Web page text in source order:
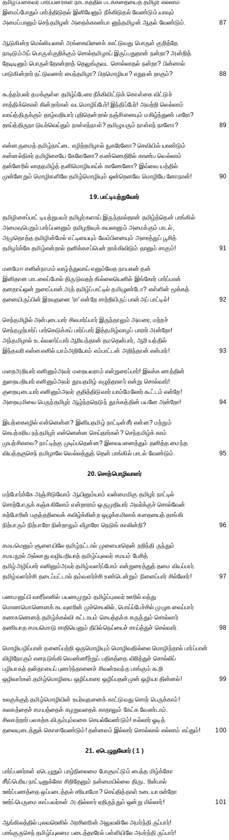
தமிழ்ப்பகைவர் பார்ப்பனர்கள் நாடகத்தில் படக்கதையைத் தமிழர் எல்லாம்
இமைப்போதும் பார்த்திடுதல் இனியேனும் நீக்கிடுதல் வேண்டும்.யாவும்
அமைப்பானும் செந்தமிழன் அதைக்காண்பா னுந்தமிழன் ஆதல் வேண்டும்.
87
ஆடுகின்ற மெல்லியலாள் அங்கையினைக் காட்டுவது பொருள் குறித்தே
நாடிடும்அப் பொருள்குறிக்கும் சொல்தமிழாய் இருப்பதுதான் நன்றா? அன்றித்
தேடிடினும் பொருள்தோன்றாத் தெலுங்குவட சொல்லாதல் நன்றா? பின்னால்
பாடுகின்றார் நட்டுவனார் பைந்தமிழா? பிறமொழியா? எதுநன் றாகும்?
88
கூத்தர்பலர் தமக்குள்ள தமிழ்ப்பேரை நீக்கிவிட்டுக் கொள்கை விட்டுச்
சாத்திக்கொள் கின்றார்கள் வடமொழிப்பேர்! இந்திப்பேர்! அவற்றி லெல்லாம்
வாய்த்திருக்கும் தாழ்வறியார் புதிதென்றால் நஞ்சினையும் மகிழ்ந்துண் பாரோ?
தாய்த்திருநா டுயர்வெய்தும் நாள்எந்நாள்? தமிழுயரும் நாள்எந் நாளோ?
89
என்னருமைத் தமிழ்நாட்டை எழிற்றமிழால் நுகரேனோ? செவியில் யாண்டும்
கன்னல்நிகர் தமிழிசையே கேளேனோ? கண்ணெதிரில் காண்ப வெல்லாம்
தன்னேரில் லாததமிழ்த் தனிமொழியாய்க் காணேனோ? இவ்வை யத்தில்
முன்னேறும் மொழிகளிலே தமிழ்மொழியும் ஒன்றெனவே மொழியே னோநான்!
90
19. பாட்டியற்றுவோர்
தமிழிசைப்பாட் டியற்றுபவர் தமிழர்களாய் இருந்தால்தான் தமிழ்த்தென் பாங்கில்
அமைவுபெறும்.பார்ப்பனனும் தமிழறிவுக் கயலானும் அமைக்கும் பாடல்,
அமுதொத்த தமிழின்மேல் எட்டியையும் வேம்பினையும் அரைத்துப் பூசித்
தமிழர்க்கே தமிழ்என்றால் தனிக்கசப்பென் றாக்கிவிடும் தானும் சாகும்!
91
மனமேஈ சனின்நாமம் வாழ்த்துவாய் எனும்வேத நாயகன் தன்
இனிதான பாடலைப்போல் திருடுவதற் கில்லையெனில் இங்கோர் பார்ப்பான்
தனதாய்ஒன் றுரைப்பான்.அத் தமிழ்ப்பாட்டில் தமிழுண்டோ? எள்ளின் மூக்கத்
தனையிருப்பின் இரவுதனை 'ரா' என்றே சாற்றியிருப் பான்அப் பாட்டில்!
92
செந்தமிழில் அன்புடையார் சிலபார்ப்பார் இருந்தாலும் அவரை, மற்றச்
செந்தழற்பார்ப் பார்கெடுக்கப் பார்ப்பார் இத்தமிழ்வாழப் பாரார் அன்றோ!
அந்தமிழால் உடல்வளர்ப்பார் ஆரியந்தான் தமதென்பார், ஆரி யத்தில்
இந்தவரி என்னஎனில் யாம்அறியோம் எம்பாட்டன் அறிந்தான் என்பார்!
93
மறைஅறியார் எனினும்அவர் மறையவராம் என்றுரைப்பார்! இலக்க ணத்தின்
துறையறியார் எனினும்அவர் தூயதமிழ் எழுத்தாளர் என்று சொல்வார்!
குறையுடையார் எனினும்அவர் குதித்திடுவார் யாம்மேலோர் கூட்டம் என்றே!
அறையுமிவை பெருந்தமிழர் ஆழ்ந்தநெடுந் தூக்கத்தின் பயனே அன்றோ!
94
இயற்கைஎழில் என்னென்ன? இனியதமிழ் நாட்டின்சீர் என்ன? மற்றும்
செயற்கரிய நந்தமிழர் என்னென்ன செய்தார்கள்? செந்தமிழ்க் காம்
முயற்சிஎவை? நாட்டிற்கு முடிப்பதென்ன? இவையனைத்தும் தனித்த மைந்த
வியத்தகுசெந் தமிழாலே வெல்லத்துத் தென் பாங்கில் பாடல் வேண்டும்.
95
20. சொற்பொழிவாளர்
மற்போர்க்கே அஞ்சிடுவோம் ஆயினும்யாம் வன்மைமிகு தமிழர் நாட்டில்
சொற்போருக் கஞ்சுகிலோம் என்றாராம் ஒருமுதியார் அவர்க்குச் சொல்வேன்
கற்போரின் பகுத்தறிவைக் கவிழ்க்கின்ற ஒழுக்கமிலாக் கதையைத் தாங்கி
நிற்பாரும் நிற்பாரோ நின்றாலும் வீழாரோ நெடுங் காலின்றி?
96
சமயமெனும் சூளையிலே தமிழ்நட்டால் முளையாதென் றறிந்தி ருந்தும்
சமயநூல் அல்லாது வழியறியாத் தமிழ்ப்புலவர் சமயம் பேசித்
தமிழ்அழிப்பார் எனினும்அவர் தமிழ்வளர்ப்போம் என்றுரைத்துத் தமை வியப்பார்.
தமிழ்வளர்ச்சி தடைப்பட்டால் தம்வளர்ச்சி உண்டென்றும் நினைப்பார் சில்லோர்!
97
பணமனுப்பி வாரீர்எனில் பயணமுறும் தமிழ்ப்புலவர் ஊரில் வந்து
மொணமொணெனக் கடவுளரின் முச்செயலில், பொய்ப்பேச்சில் முழுக வைப்பார்
கணகணெனத் தமிழ்க்கல்வி கட்டாயம் செயத்தக்க கருத்தும் சொல்லார்
தணியாத சமயமொடு சாதியெனும் தீயில்நெய்யைச் சாய்த்துச் செல்வார்.
98
மொழியழிப்பான் தனைப்பற்றி ஒருமொழியும் மொழிவதில்லை மொழிந்தால் பார்ப்பான்
விழிநோகும் எனநடுங்கி வெண்ணீற்றுப் பதிகத்தை விரித்துச் சொல்லிப்
பழியாகத் தன்தாயைப் புணர்ந்தானைச் சிவன்உவந்த பாங்கும் கூறி
ஒழிவார்கள்.தமிழ்மொழியை ஒழிப்பாரை ஒழிப்பதன்முன் ஒழியா தின்னல்!
99
உலகுக்குத் தமிழ்மொழியின் உயர்வுதனைக் காட்டுவது சொற் பெருக்காம்!
கலகத்தைச் சமயத்தைக் கழறுவதைக் காதாலும் கேட்க வேண்டாம்.
சிலகற்றார் பலகற்க விரும்பும்வகை செயல்வேண்டும்! கல்லார் ஓடித்
தலையுடைத்துக் கொளவேண்டும்! தன்னலம் இல்லார் சொல்லால் எல்லாம் எய்தும்!
100
21. ஏடெழுதுவோர் ( 1 )
பார்ப்பனர்கள் ஏடெழுதும் பாழ்நிலைமை போகுமட்டும் பைந்த மிழ்க்கோ
சீர்ப்பெரிய நாட்டினுக்கோ சிறிதேனும் நன்மையில்லை திருட ரின்பால்
ஊர்ப்பணத்தை ஒப்படைத்தல் சரியாமோ? செய்தித்தாள் உடையா ரன்றோ
ஊர்ப்பெருமை காப்பவர்கள் அ·தில்லார் ஏதிருந்தும் ஒன்று மில்லார்!
101
ஆங்கிலத்தில் புலவரெனில் அரசினரின் அலுவலிலே அமர்ந்தி ருப்பார்!
பாங்குருசெந் தமிழ்ப்புலமை படைத்தாரேல் பள்ளியிலே அமர்ந்தி ருப்பார்!